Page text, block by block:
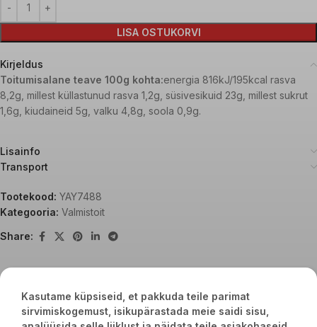
LISA OSTUKORVI
Kirjeldus
Toitumisalane teave 100g kohta:energia 816kJ/195kcal rasva
8,2g, millest küllastunud rasva 1,2g, süsivesikuid 23g, millest sukrut
1,6g, kiudaineid 5g, valku 4,8g, soola 0,9g.
Lisainfo
Transport
Tootekood: YAY7488
Kategooria: Valmistoit
Share:
Seotud tooted
Kasutame küpsiseid, et pakkuda teile parimat
sirvimiskogemust, isikupärastada meie saidi sisu,